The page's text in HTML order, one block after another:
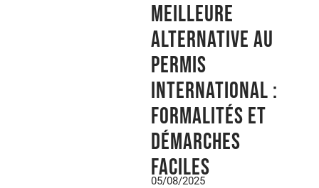
Meilleure
alternative au
permis
international :
formalités et
démarches
faciles
05/08/2025